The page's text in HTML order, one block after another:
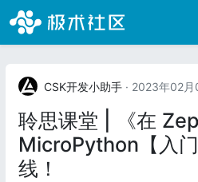
CSK开发小助手 · 2023年02月
聆思课堂 | 《在
MicroPython【入
线！